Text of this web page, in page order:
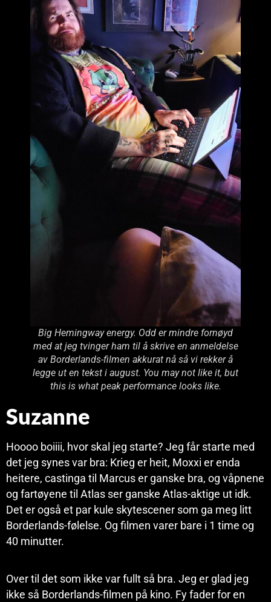
Big Hemingway energy. Odd er mindre fornøyd
med at jeg tvinger ham til å skrive en anmeldelse
av Borderlands-filmen akkurat nå så vi rekker å
legge ut en tekst i august. You may not like it, but
this is what peak performance looks like.
Suzanne
Hoooo boiiii, hvor skal jeg starte? Jeg får starte med
det jeg synes var bra: Krieg er heit, Moxxi er enda
heitere, castinga til Marcus er ganske bra, og våpnene
og fartøyene til Atlas ser ganske Atlas-aktige ut idk.
Det er også et par kule skytescener som ga meg litt
Borderlands-følelse. Og filmen varer bare i 1 time og
40 minutter.
Over til det som ikke var fullt så bra. Jeg er glad jeg
ikke så Borderlands-filmen på kino. Fy fader for en